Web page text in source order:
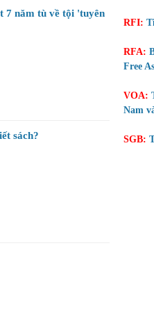
7 năm tù về tội 'tuyên
sách?
RFI:
RFA:
Free
VOA:
Nam
SGB: